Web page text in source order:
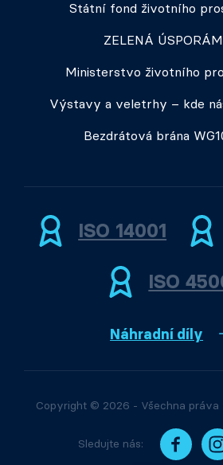
Státní fond životního
ZELENÁ ÚSPORÁM
Ministerstvo životního
Výstavy a veletrhy – kde
Bezdrátová brána
ISO 14001
ISO
Náhradní díly
Copyright © 2026 - Všechna práva
Sledujte nás: